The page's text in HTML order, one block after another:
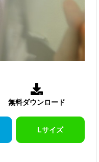

無料ダウンロード
Lサイズ